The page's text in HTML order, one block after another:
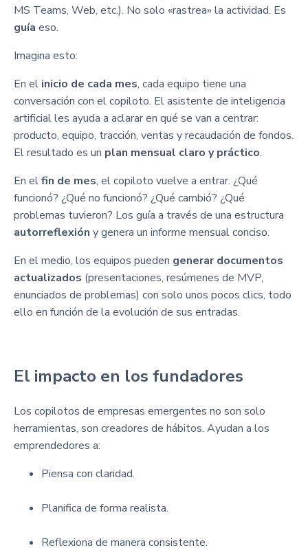
MS Teams, Web, etc.). No solo «rastrea» la actividad. Es
guía eso.
Imagina esto:
En el inicio de cada mes, cada equipo tiene una
conversación con el copiloto. El asistente de inteligencia
artificial les ayuda a aclarar en qué se van a centrar:
producto, equipo, tracción, ventas y recaudación de fondos.
El resultado es un plan mensual claro y práctico.
En elfin de mes, el copiloto vuelve a entrar. ¿Qué
funcionó? ¿Qué no funcionó? ¿Qué cambió? ¿Qué
problemas tuvieron? Los guía a través de una estructura
autorreflexión y genera un informe mensual conciso.
En el medio, los equipos pueden generar documentos
actualizados (presentaciones, resúmenes de MVP,
enunciados de problemas) con solo unos pocos clics, todo
ello en función de la evolución de sus entradas.
El impacto en los fundadores
Los copilotos de empresas emergentes no son solo
herramientas, son creadores de hábitos. Ayudan a los
emprendedores a:
Piensa con claridad.
Planifica de forma realista.
Reflexiona de manera consistente.